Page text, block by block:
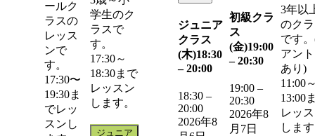
ールク
ラスの
レッス
ンで
す。
17:30〜
19:30ま
でレッ
スンし
学生のク
ラスで
す。
17:30～
18:30まで
レッスン
します。
ジュニア
ジュニア
クラス
(木)18:30
– 20:00
18:30 –
20:00
2026年8
初級クラ
ス
(金)19:00
– 20:30
19:00 –
20:30
2026年8
月7日
3年以
のク
です
アン
あり)
11:00
13:00
レッ
しま